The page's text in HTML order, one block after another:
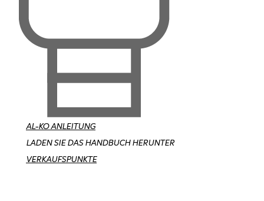
AL-KO ANLEITUNG
LADEN SIE DAS HANDBUCH HERUNTER
VERKAUFSPUNKTE